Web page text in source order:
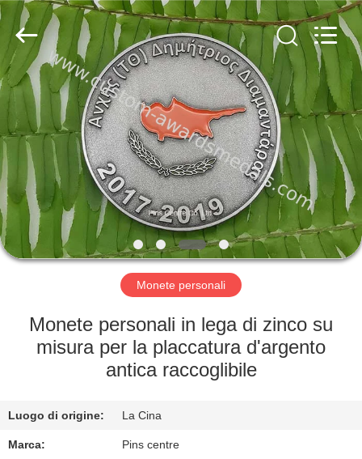
CASA
PRODOTTI
CIRCA
NOI
GIRO
FABBRICA
CONTROLLO
QUALITÀ
company
ltd.
Rights
Reserved.
Developed
by
ECER
Monete personali
Monete personali in lega di zinco su
misura per la placcatura d'argento
antica raccoglibile
Luogo di origine: La Cina
Marca: Pins centre